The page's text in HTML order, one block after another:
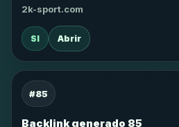
2k-sport.com
SI Abrir
#85
Backlink generado 85